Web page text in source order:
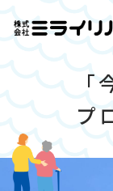
プ